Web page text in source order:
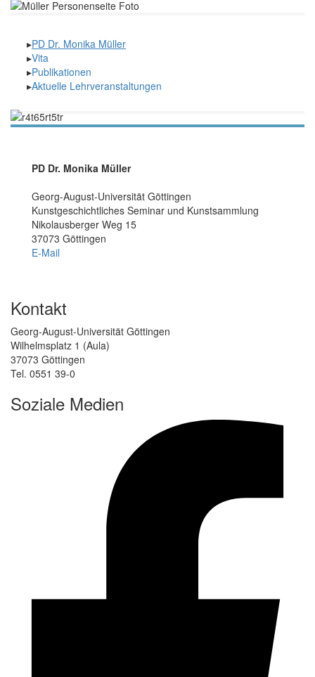
PD Dr. Monika Müller
Vita
Publikationen
Aktuelle Lehrveranstaltungen
PD Dr. Monika Müller
Georg-August-Universität Göttingen
Kunstgeschichtliches Seminar und Kunstsammlung
Nikolausberger Weg 15
37073 Göttingen
E-Mail
Kontakt
Georg-August-Universität Göttingen
Wilhelmsplatz 1 (Aula)
37073 Göttingen
Tel. 0551 39-0
Soziale Medien